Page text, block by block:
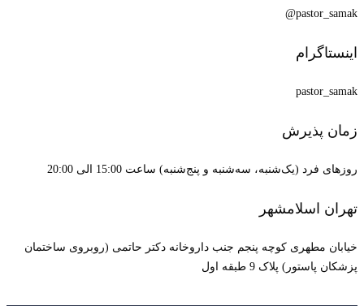
pastor_samak@
اینستاگرام
pastor_samak
زمان پذیرش
روزهای فرد (یک‌شنبه، سه‌شنبه و پنج‌شنبه) ساعت 15:00 الی 20:00
تهران اسلامشهر
خیابان مطهری کوچه پنجم جنب داروخانه دکتر حاتمی (روبروی ساختمان
پزشکان پاستور) پلاک 9 طبقه اول